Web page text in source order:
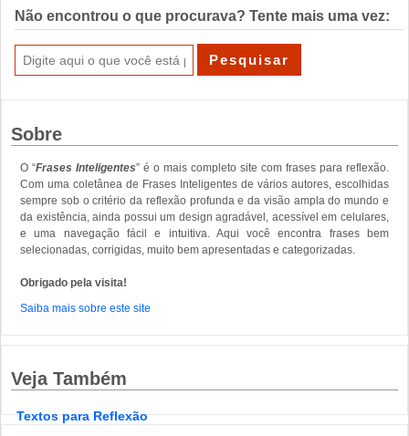
Não encontrou o que procurava? Tente mais uma vez:
Sobre
O “Frases Inteligentes” é o mais completo site com frases para reflexão.
Com uma coletânea de Frases Inteligentes de vários autores, escolhidas
sempre sob o critério da reflexão profunda e da visão ampla do mundo e
da existência, ainda possui um design agradável, acessível em celulares,
e uma navegação fácil e intuitiva. Aqui você encontra frases bem
selecionadas, corrigidas, muito bem apresentadas e categorizadas.
Obrigado pela visita!
Saiba mais sobre este site
Veja Também
Textos para Reflexão